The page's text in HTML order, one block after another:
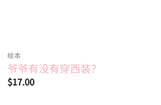
绘本
爷爷有没有穿西装？
$17.00